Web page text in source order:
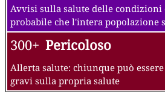
Avvisi sulla salute delle condizioni
probabile che l'intera popolazione
300+ Pericoloso
Allerta salute: chiunque può
gravi sulla propria salute